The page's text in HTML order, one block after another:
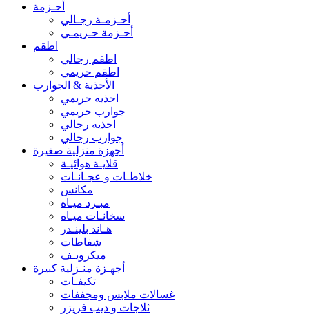
أحـزمة
أحـزمـة رجـالي
أحـزمة حـريمـي
اطقم
اطقم رجالي
اطقم حريمي
الأحذية & الجوارب
احذيه حريمي
جوارب حريمي
احذيه رجالي
جوارب رجالي
أجهزة منزلية صغيرة
قلايـة هوائيـة
خلاطـات و عجـانـات
مكانس
مبـرد ميـاه
سخانـات ميـاه
هـاند بلينـدر
شفاطات
ميكرويـف
أجهـزة منـزلية كبيرة
تكيفـات
غسالات ملابس ومجففات
ثلاجات و ديب فريزر